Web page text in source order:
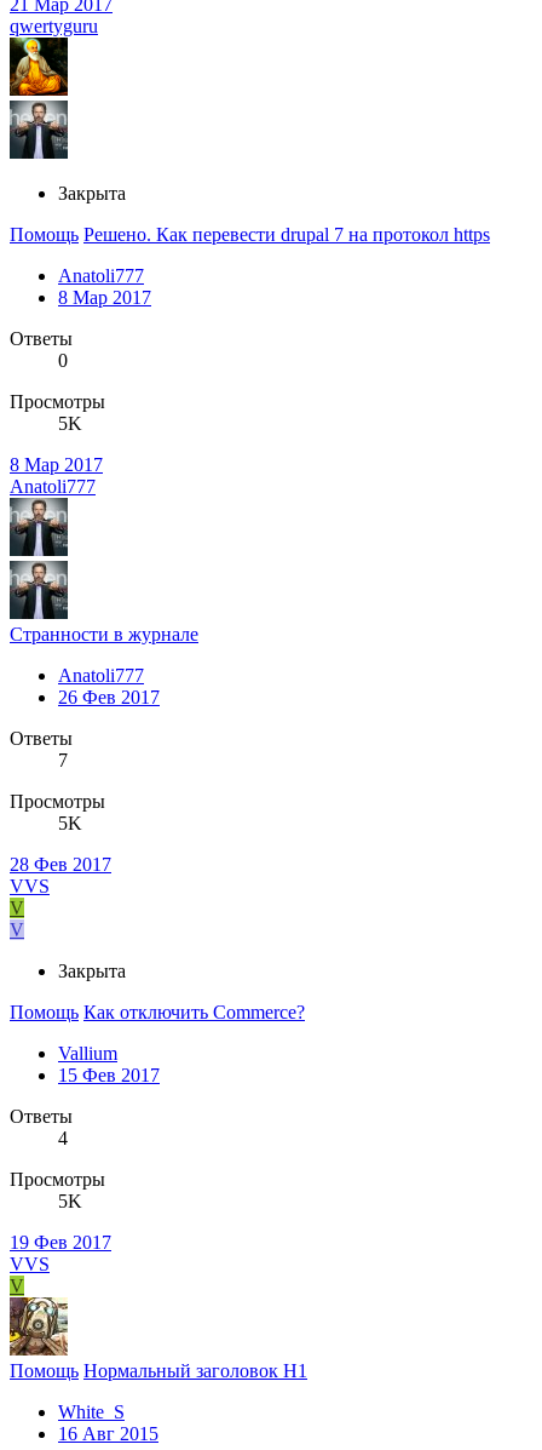
21 Мар 2017
qwertyguru
Закрыта
Помощь Решено. Как перевести drupal 7 на протокол https
Anatoli777
8 Мар 2017
Ответы
0
Просмотры
5K
8 Мар 2017
Anatoli777
Странности в журнале
Anatoli777
26 Фев 2017
Ответы
7
Просмотры
5K
28 Фев 2017
VVS
V
V
Закрыта
Помощь Как отключить Commerce?
Vallium
15 Фев 2017
Ответы
4
Просмотры
5K
19 Фев 2017
VVS
V
Помощь Нормальный заголовок H1
White_S
16 Авг 2015